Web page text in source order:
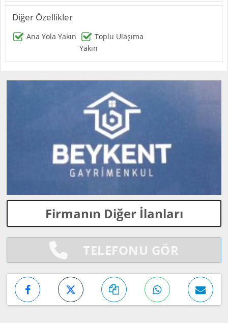
Diğer Özellikler
Ana Yola Yakın
Toplu Ulaşıma
Yakın
Firmanın Diğer İlanları
TELEFONU GÖR